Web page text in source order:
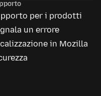
per i prodotti
un errore
in Mozilla